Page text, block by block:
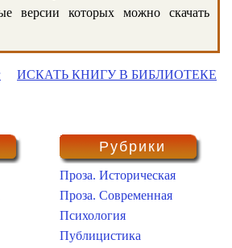
версии которых можно скачать
ИСКАТЬ КНИГУ В БИБЛИОТЕКЕ
Рубрики
Проза. Историческая
Проза. Современная
Психология
Публицистика